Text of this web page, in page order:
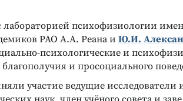
лабораторией психофизиологии
РАО А.А. Реана и Ю.И.
психологические и
благополучия и просоциального
участие ведущие исследователи
И
Силвер
и
личности
ДИАГНОСТИКА
ЛИЧНОСТИ
Тест Сонди
Глубинная диагностика
(латентные психические
Подробнее